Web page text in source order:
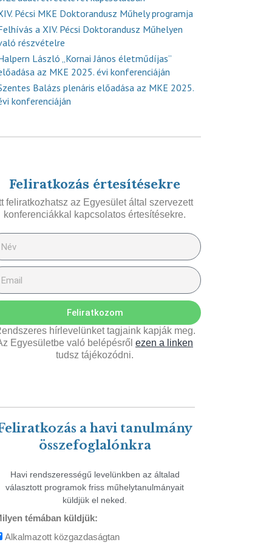
Pécsi MKE Doktorandusz Műhely programja
a XIV. Pécsi Doktorandusz Műhelyen
részvételre
László „Kornai János életműdíjas”
az MKE 2025. évi konferenciáján
Balázs plenáris előadása az MKE 2025.
konferenciáján
Feliratkozás értesítésekre
feliratkozhatsz az Egyesület által szervezett
konferenciákkal kapcsolatos értesítésekre.
Feliratkozom
hírlevelünket tagjaink kapják meg.
Egyesületbe való belépésről ezen a linken
tudsz tájékozódni.
a havi tanulmány
összefoglalónkra
Havi rendszerességű levelünkben az általad
választott programok friss műhelytanulmányait
küldjük el neked.
témában küldjük:
Alkalmazott közgazdaságtan